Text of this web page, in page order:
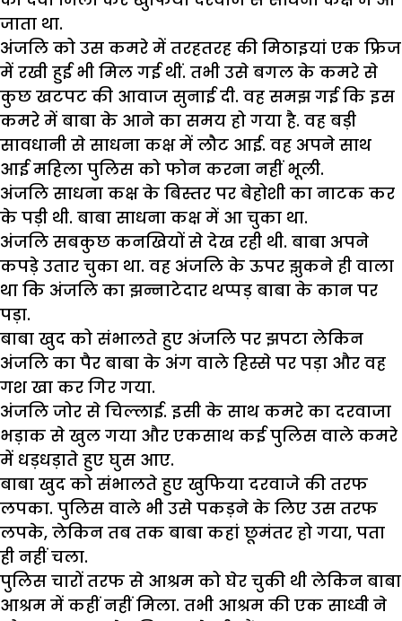
जाता था.
अंजलि को उस कमरे में तरहतरह की मिठाइयां एक फ्रिज
में रखी हुई भी मिल गई थीं. तभी उसे बगल के कमरे से
कुछ खटपट की आवाज सुनाई दी. वह समझ गई कि इस
कमरे में बाबा के आने का समय हो गया है. वह बड़ी
सावधानी से साधना कक्ष में लौट आई. वह अपने साथ
आई महिला पुलिस को फोन करना नहीं भूली.
अंजलि साधना कक्ष के बिस्तर पर बेहोशी का नाटक कर
के पड़ी थी. बाबा साधना कक्ष में आ चुका था.
अंजलि सबकुछ कनखियों से देख रही थी. बाबा अपने
कपड़े उतार चुका था. वह अंजलि के ऊपर झुकने ही वाला
था कि अंजलि का झन्नाटेदार थप्पड़ बाबा के कान पर
पड़ा.
बाबा खुद को संभालते हुए अंजलि पर झपटा लेकिन
अंजलि का पैर बाबा के अंग वाले हिस्से पर पड़ा और वह
गश खा कर गिर गया.
अंजलि जोर से चिल्लाई. इसी के साथ कमरे का दरवाजा
भड़ाक से खुल गया और एकसाथ कई पुलिस वाले कमरे
में धड़धड़ाते हुए घुस आए.
बाबा खुद को संभालते हुए खुफिया दरवाजे की तरफ
लपका. पुलिस वाले भी उसे पकड़ने के लिए उस तरफ
लपके, लेकिन तब तक बाबा कहां छूमंतर हो गया, पता
ही नहीं चला.
पुलिस चारों तरफ से आश्रम को घेर चुकी थी लेकिन बाबा
आश्रम में कहीं नहीं मिला. तभी आश्रम की एक साध्वी ने